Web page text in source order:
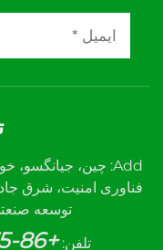
فناوری امنیت، شرق
توسعه
تلفن: +86-13585397375